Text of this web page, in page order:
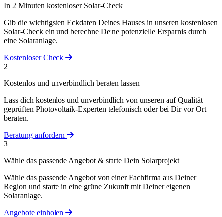
In 2 Minuten kostenloser Solar-Check
Gib die wichtigsten Eckdaten Deines Hauses in unseren kostenlosen
Solar-Check ein und berechne Deine potenzielle Ersparnis durch
eine Solaranlage.
Kostenloser Check
2
Kostenlos und unverbindlich beraten lassen
Lass dich kostenlos und unverbindlich von unseren auf Qualität
geprüften Photovoltaik-Experten telefonisch oder bei Dir vor Ort
beraten.
Beratung anfordern
3
Wähle das passende Angebot & starte Dein Solarprojekt
Wähle das passende Angebot von einer Fachfirma aus Deiner
Region und starte in eine grüne Zukunft mit Deiner eigenen
Solaranlage.
Angebote einholen